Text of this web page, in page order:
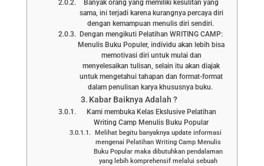
Banyak orang yang memiliki kesulitan yang
sama, ini terjadi karena kurangnya percaya diri
dengan kemampuan menulis diri sendiri.
Dengan mengikuti Pelatihan WRITING CAMP:
Menulis Buku Populer, individu akan lebih bisa
memotivasi diri untuk mulai dan
menyelesaikan tulisan, selain itu akan diajak
untuk mengetahui tahapan dan format-format
dalam penulisan karya khususnya buku.
Kabar Baiknya Adalah ?
Kami membuka Kelas Ekslusive Pelatihan
Writing Camp Menulis Buku Popular
Melihat begitu banyaknya update informasi
mengenai Pelatihan Writing Camp Menulis
Buku Popular maka dibutuhkan pendalaman
yang lebih komprehensif melalui sebuah